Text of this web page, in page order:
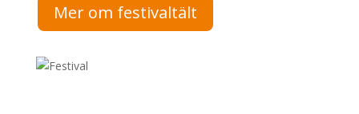
Mer om festivaltält